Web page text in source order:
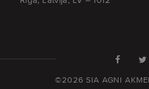
©2026 SIA AGNI